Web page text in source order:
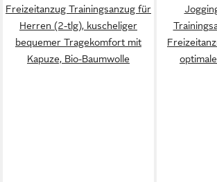
Freizeitanzug Trainingsanzug für
Herren (2-tlg), kuscheliger
bequemer Tragekomfort mit
Kapuze, Bio-Baumwolle